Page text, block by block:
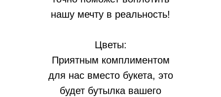
нашу мечту в реальность!
Цветы:
Приятным комплиментом
для нас вместо букета, это
будет бутылка вашего